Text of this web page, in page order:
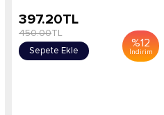
%12
İndirim
397.20TL
450.00TL
Sepete Ekle